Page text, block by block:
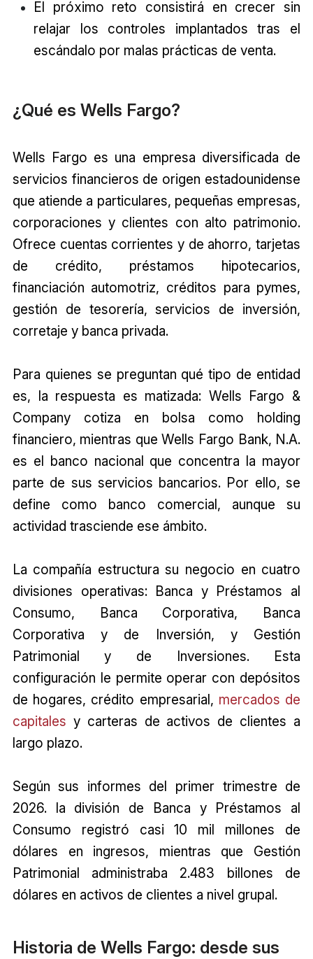
El próximo reto consistirá en crecer sin
relajar los controles implantados tras el
escándalo por malas prácticas de venta.
¿Qué es Wells Fargo?
Wells Fargo es una empresa diversificada de
servicios financieros de origen estadounidense
que atiende a particulares, pequeñas empresas,
corporaciones y clientes con alto patrimonio.
Ofrece cuentas corrientes y de ahorro, tarjetas
de crédito, préstamos hipotecarios,
financiación automotriz, créditos para pymes,
gestión de tesorería, servicios de inversión,
corretaje y banca privada.
Para quienes se preguntan qué tipo de entidad
es, la respuesta es matizada: Wells Fargo &
Company cotiza en bolsa como holding
financiero, mientras que Wells Fargo Bank, N.A.
es el banco nacional que concentra la mayor
parte de sus servicios bancarios. Por ello, se
define como banco comercial, aunque su
actividad trasciende ese ámbito.
La compañía estructura su negocio en cuatro
divisiones operativas: Banca y Préstamos al
Consumo, Banca Corporativa, Banca
Corporativa y de Inversión, y Gestión
Patrimonial y de Inversiones. Esta
configuración le permite operar con depósitos
de hogares, crédito empresarial, mercados de
capitales y carteras de activos de clientes a
largo plazo.
Según sus informes del primer trimestre de
2026. la división de Banca y Préstamos al
Consumo registró casi 10 mil millones de
dólares en ingresos, mientras que Gestión
Patrimonial administraba 2.483 billones de
dólares en activos de clientes a nivel grupal.
Historia de Wells Fargo: desde sus